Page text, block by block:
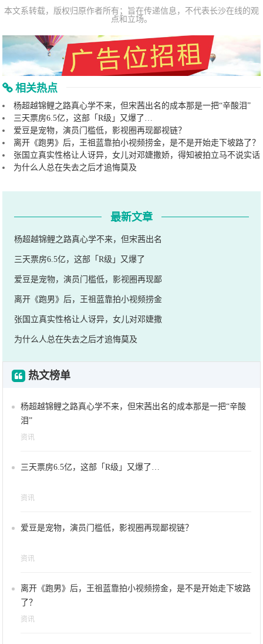
本文系转载，版权归原作者所有；旨在传递信息，不代表长沙在线的观
点和立场。
相关热点
杨超越锦鲤之路真心学不来，但宋茜出名的成本那是一把“辛酸泪”
三天票房6.5亿，这部「R级」又爆了…
爱豆是宠物，演员门槛低，影视圈再现鄙视链？
离开《跑男》后，王祖蓝靠拍小视频捞金，是不是开始走下坡路了？
张国立真实性格让人讶异，女儿对邓婕撒娇，得知被拍立马不说实话
为什么人总在失去之后才追悔莫及
最新文章
杨超越锦鲤之路真心学不来，但宋茜出名
三天票房6.5亿，这部「R级」又爆了
爱豆是宠物，演员门槛低，影视圈再现鄙
离开《跑男》后，王祖蓝靠拍小视频捞金
张国立真实性格让人讶异，女儿对邓婕撒
为什么人总在失去之后才追悔莫及
热文榜单
杨超越锦鲤之路真心学不来，但宋茜出名的成本那是一把“辛酸
泪”
资讯
三天票房6.5亿，这部「R级」又爆了…
资讯
爱豆是宠物，演员门槛低，影视圈再现鄙视链？
资讯
离开《跑男》后，王祖蓝靠拍小视频捞金，是不是开始走下坡路
了？
资讯